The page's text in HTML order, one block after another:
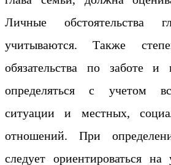
Личные обстоятельства
учитываются. Также
обязательства по заботе и
определяться с учетом
ситуации и местных,
отношений. При
следует ориентироваться